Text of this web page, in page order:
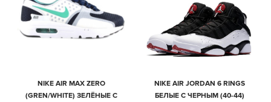
NIKE AIR MAX ZERO
(GREN/WHITE) ЗЕЛЁНЫЕ С
NIKE AIR JORDAN 6 RINGS
БЕЛЫЕ С ЧЕРНЫМ (40-44)